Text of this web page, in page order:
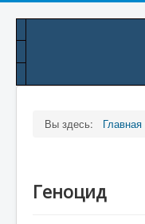
.
Вы здесь: Главная
Геноцид